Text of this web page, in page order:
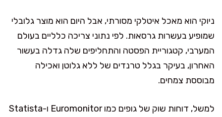
ניוקי הוא מאכל איטלקי מסורתי, אבל היום הוא מוצר גלובלי
שמופיע בעשרות גרסאות. לפי נתוני צריכה כלליים בעולם
המערבי, קטגוריית הפסטה והתחליפים שלה גדלה בעשור
האחרון, בעיקר בגלל טרנדים של ללא גלוטן ואכילה
מבוססת צמחים.
למשל, דוחות שוק של גופים כמו Euromonitor ו-Statista